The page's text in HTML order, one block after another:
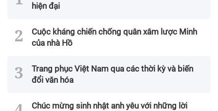
hiện đại
Cuộc kháng chiến chống quân xâm lược Minh
của nhà Hồ
Trang phục Việt Nam qua các thời kỳ và biến
đổi văn hóa
Chúc mừng sinh nhật anh yêu với những lời